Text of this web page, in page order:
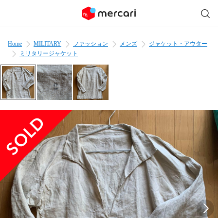
Home MILITARY ファッション メンズ
ジャケット・アウター
ミリタリージャケット